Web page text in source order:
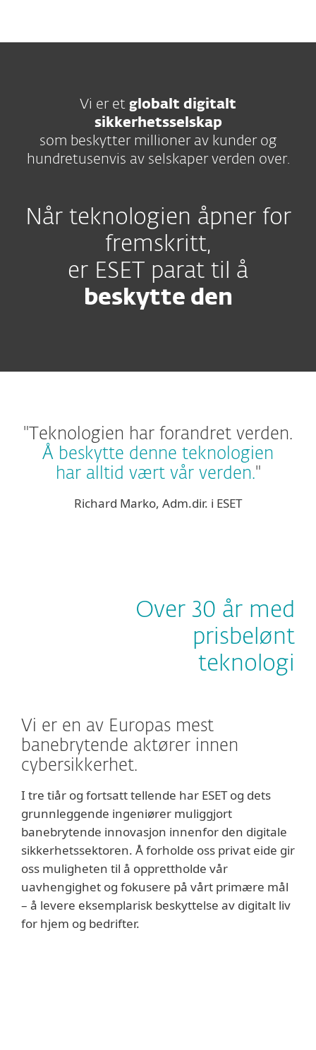
Vi er et globalt digitalt
sikkerhetsselskap
som beskytter millioner av kunder og
hundretusenvis av selskaper verden over.
Når teknologien åpner for
fremskritt,
er ESET parat til å
beskytte den
"Teknologien har forandret verden.
Å beskytte denne teknologien
har alltid vært vår verden."
Richard Marko, Adm.dir. i ESET
Over 30 år med
prisbelønt
teknologi
Vi er en av Europas mest
banebrytende aktører innen
cybersikkerhet.
I tre tiår og fortsatt tellende har ESET og dets
grunnleggende ingeniører muliggjort
banebrytende innovasjon innenfor den digitale
sikkerhetssektoren. Å forholde oss privat eide gir
oss muligheten til å opprettholde vår
uavhengighet og fokusere på vårt primære mål
– å levere eksemplarisk beskyttelse av digitalt liv
for hjem og bedrifter.